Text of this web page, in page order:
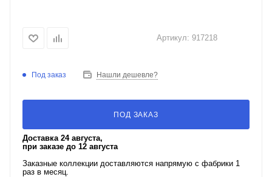
Артикул: 917218
Под заказ Нашли дешевле?
ПОД ЗАКАЗ
Доставка 24 августа,
при заказе до 12 августа
Заказные коллекции доставляются напрямую с фабрики 1
раз в месяц.